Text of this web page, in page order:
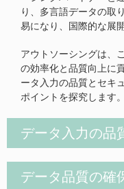
り、多言語データの取
易になり、国際的な展
アウトソーシングは、
の効率化と品質向上に
ータ入力の品質とセキ
ポイントを探究します。
データ入力の品
データ品質の確